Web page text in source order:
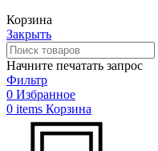
Корзина
Закрыть
Начните печатать запрос
Фильтр
0 Избранное
0 items Корзина